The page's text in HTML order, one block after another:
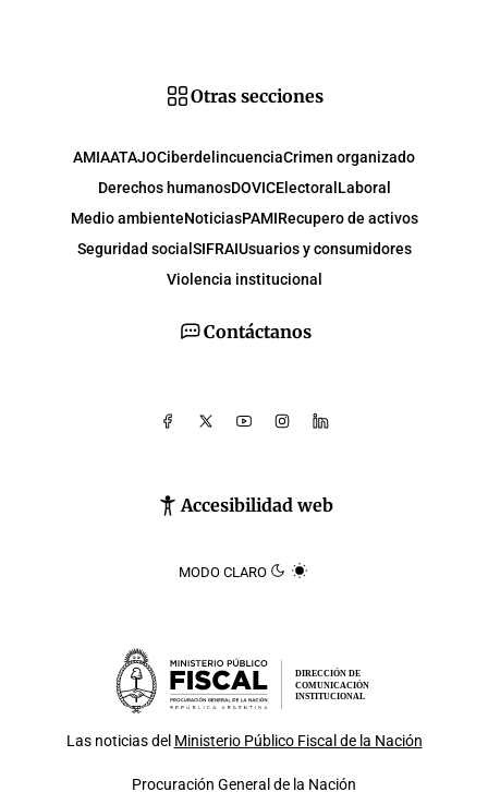
Contáctanos
Accesibilidad web
MODO CLARO
Otras secciones
AMIAATAJOCiberdelincuenciaCrimen organizado
Derechos humanosDOVICElectoral Laboral
Medio ambienteNoticiasPAMIRecupero de activos
Seguridad social SIFRAIUsuarios y consumidores
Violencia institucional
DIRECCIÓN DE
COMUNICACIÓN
INSTITUCIONAL
Las noticias del Ministerio Público Fiscal de la Nación
Procuración General de la Nación